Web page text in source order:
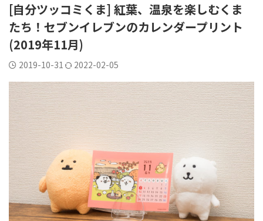
[自分ツッコミくま] 紅葉、温泉を楽しむくま
たち！セブンイレブンのカレンダープリント
(2019年11月)
2019-10-31 2022-02-05